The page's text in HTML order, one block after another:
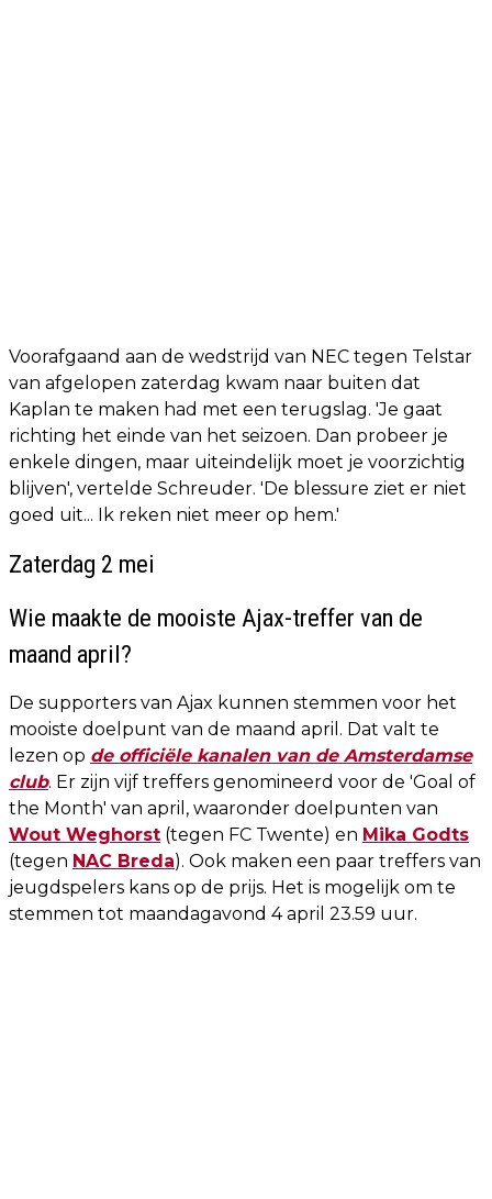
Voorafgaand aan de wedstrijd van NEC tegen Telstar
van afgelopen zaterdag kwam naar buiten dat
Kaplan te maken had met een terugslag. 'Je gaat
richting het einde van het seizoen. Dan probeer je
enkele dingen, maar uiteindelijk moet je voorzichtig
blijven', vertelde Schreuder. 'De blessure ziet er niet
goed uit... Ik reken niet meer op hem.'
Zaterdag 2 mei
Wie maakte de mooiste Ajax-treffer van de
maand april?
De supporters van Ajax kunnen stemmen voor het
mooiste doelpunt van de maand april. Dat valt te
lezen op de officiële kanalen van de Amsterdamse
club. Er zijn vijf treffers genomineerd voor de 'Goal of
the Month' van april, waaronder doelpunten van
Wout Weghorst (tegen FC Twente) en Mika Godts
(tegen NAC Breda). Ook maken een paar treffers van
jeugdspelers kans op de prijs. Het is mogelijk om te
stemmen tot maandagavond 4 april 23.59 uur.